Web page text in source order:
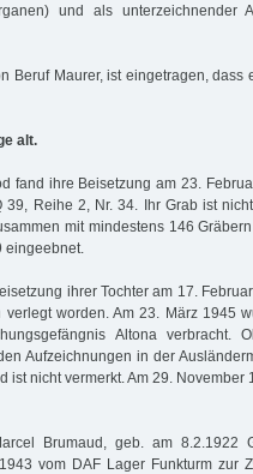
und als unterzeichnender
Beruf Maurer, ist eingetragen, dass
alt.
fand ihre Beisetzung am 23.
39, Reihe 2, Nr. 34. Ihr Grab ist
mit mindestens 146
eingeebnet.
ihrer Tochter am 17.
worden. Am 23. März 1945
Altona verbracht.
Aufzeichnungen in der
ist nicht vermerkt. Am 29. November
Brumaud, geb. am 8.2.1922
vom DAF Lager Funkturm zur